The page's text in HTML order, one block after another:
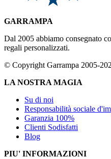
GARRAMPA
Dal 2005 abbiamo consegnato
regali personalizzati.
© Copyright Garrampa 2005-
LA NOSTRA MAGIA
Su di noi
Responsabilità sociale
Garanzia 100%
Clienti Sodisfatti
Blog
PIU' INFORMAZIONI